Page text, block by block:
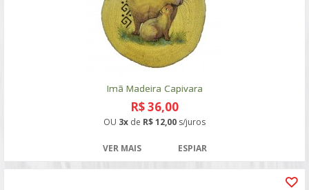
Imã Madeira Capivara
R$ 36,00
OU 3x de R$ 12,00 s/juros
VER MAIS ESPIAR